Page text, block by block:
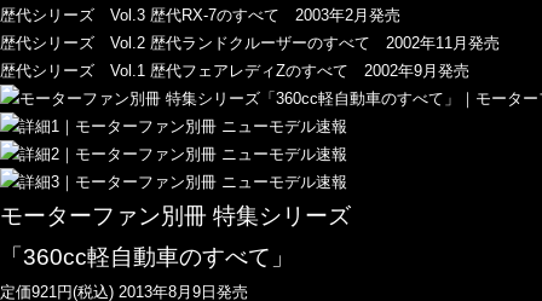
歴代シリーズ Vol.3 歴代RX-7のすべて 2003年2月発売
歴代シリーズ Vol.2 歴代ランドクルーザーのすべて 2002年11月発売
歴代シリーズ Vol.1 歴代フェアレディZのすべて 2002年9月発売
モーターファン別冊 特集シリーズ
「360cc軽自動車のすべて」
定価921円(税込) 2013年8月9日発売